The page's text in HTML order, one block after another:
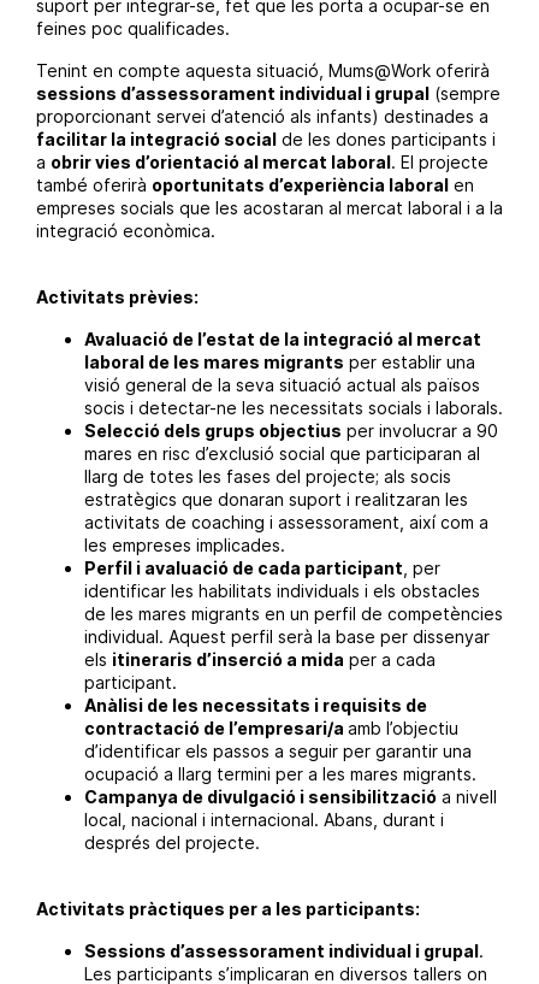
suport per integrar-se, fet que les porta a ocupar-se en
feines poc qualificades.
Tenint en compte aquesta situació, Mums@Work oferirà
sessions d’assessorament individual i grupal (sempre
proporcionant servei d’atenció als infants) destinades a
facilitar la integració social de les dones participants i
a obrir vies d’orientació al mercat laboral. El projecte
també oferirà oportunitats d’experiència laboral en
empreses socials que les acostaran al mercat laboral i a la
integració econòmica.
Activitats prèvies:
Avaluació de l’estat de la integració al mercat
laboral de les mares migrants per establir una
visió general de la seva situació actual als països
socis i detectar-ne les necessitats socials i laborals.
Selecció dels grups objectius per involucrar a 90
mares en risc d’exclusió social que participaran al
llarg de totes les fases del projecte; als socis
estratègics que donaran suport i realitzaran les
activitats de coaching i assessorament, així com a
les empreses implicades.
Perfil i avaluació de cada participant , per
identificar les habilitats individuals i els obstacles
de les mares migrants en un perfil de competències
individual. Aquest perfil serà la base per dissenyar
els itineraris d’inserció a mida per a cada
participant.
Anàlisi de les necessitats i requisits de
contractació de l’empresari/a amb l’objectiu
d’identificar els passos a seguir per garantir una
ocupació a llarg termini per a les mares migrants.
Campanya de divulgació i sensibilització a nivell
local, nacional i internacional. Abans, durant i
després del projecte.
Activitats pràctiques per a les participants:
Sessions d’assessorament individual i grupal.
Les participants s’implicaran en diversos tallers on